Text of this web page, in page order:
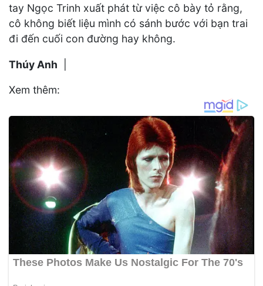
tay Ngọc Trinh xuất phát từ việc cô bày tỏ rằng,
cô không biết liệu mình có sánh bước với bạn trai
đi đến cuối con đường hay không.
Thúy Anh
Xem thêm: